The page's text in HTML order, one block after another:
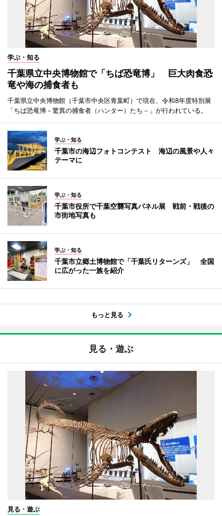
学ぶ・知る
千葉県立中央博物館で「ちば恐竜博」 巨大肉食恐
竜や海の捕食者も
千葉県立中央博物館（千葉市中央区青葉町）で現在、令和8年度特別展
「ちば恐竜博－驚異の捕食者（ハンター）たち－」が行われている。
学ぶ・知る
千葉市の海辺フォトコンテスト 海辺の風景や人々
テーマに
学ぶ・知る
千葉市役所で千葉空襲写真パネル展 戦前・戦後の
市街地写真も
学ぶ・知る
千葉市立郷土博物館で「千葉氏リターンズ」 全国
に広がった一族を紹介
もっと見る
見る・遊ぶ
見る・遊ぶ